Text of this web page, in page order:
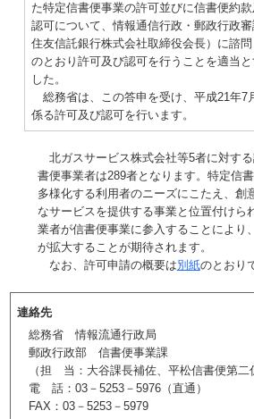
た特定信書便事業の許可並びに信書便約
認可について、情報通信行政・郵政行政
住友信託銀行株式会社取締役会長）に諮
のとおり許可及び認可を行うことを適当
した。
総務省は、この答申を受け、平成21年7
係る許可及び認可を行います。
北ガスサービス株式会社等5者に対す
書便事業者は289者となります。特定信
多様化する利用者のニーズにこたえ、創
なサービスを提供する事業と位置付けら
業者が信書便事業に参入することにより
が拡大することが期待されます。
なお、許可申請の概要は別紙のとおり
連絡先
総務省 情報流通行政局
郵政行政部 信書便事業課
（担 当：大谷課長補佐、平松信書便第二
電 話：03－5253－5976（直通）
FAX：03－5253－5979